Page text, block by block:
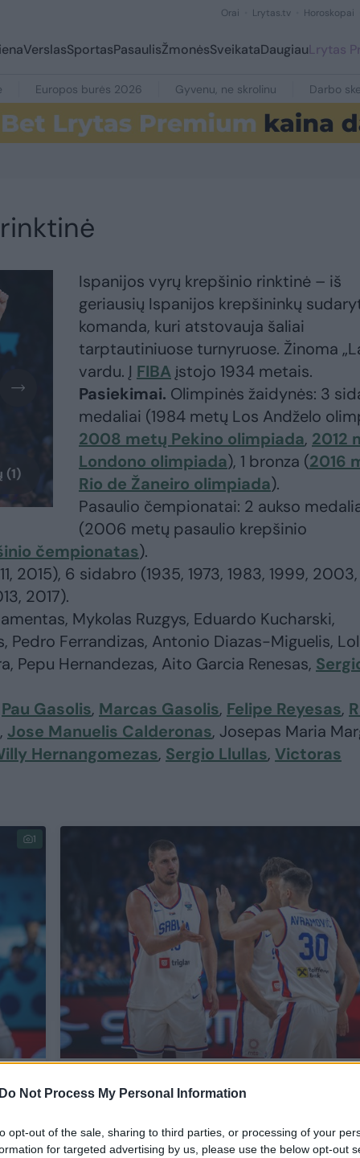
Do Not Process My Personal Information
opt-out of the sale, sharing to third parties, or processing of your
for targeted advertising by us, please use the below opt-out
Orai Lrytas.tv Horoskopai
VerslasSportasPasaulisŽmonėsSveikataDaugiauLrytas
Europos burės 2026 Gyvenu, ne skrolinu Darbo
(1)
Ispanijos vyrų krepšinio rinktinė – iš
geriausių Ispanijos krepšininkų
komanda, kuri atstovauja šaliai
tarptautiniuose turnyruose. Žinoma
vardu. Į FIBA įstojo 1934 metais.
Pasiekimai. Olimpinės žaidynės: 3
medaliai (1984 metų Los Andželo
2008 metų Pekino olimpiada, 2012
Londono olimpiada), 1 bronza (2016
Rio de Žaneiro olimpiada).
Pasaulio čempionatai: 2 aukso
(2006 metų pasaulio krepšinio
čempionatas).
2015), 6 sidabro (1935, 1973, 1983, 1999, 2003,
2017).
Mykolas Ruzgys, Eduardo Kucharski,
Pedro Ferrandizas, Antonio Diazas-Miguelis,
Pepu Hernandezas, Aito Garcia Renesas,
Pau Gasolis, Marcas Gasolis, Felipe Reyesas,
, Jose Manuelis Calderonas, Josepas Maria
Hernangomezas, Sergio Llullas, Victoras
1
krepšinio rinktinės: Ispanija tokios
Sportas 2025-10-18